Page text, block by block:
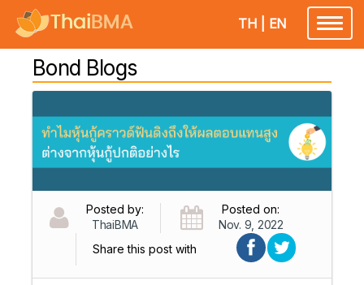
TH EN
Bond Blogs
Posted by:
ThaiBMA
Posted on:
Nov. 9, 2022
Share this post with